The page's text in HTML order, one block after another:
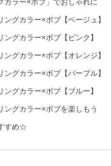
カラー×ボブ」でおしゃれに
ングカラー×ボブ【ベージュ】
ングカラー×ボブ【ピンク】
ングカラー×ボブ【オレンジ】
ングカラー×ボブ【パープル】
ングカラー×ボブ【ブルー】
ングカラー×ボブを楽しもう
すめ☆